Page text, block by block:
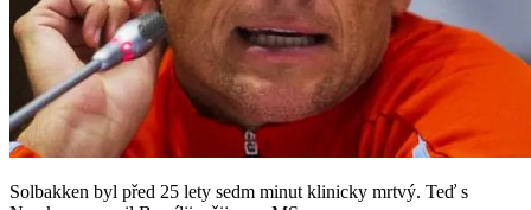
Solbakken byl před 25 lety sedm minut klinicky mrtvý. Teď s